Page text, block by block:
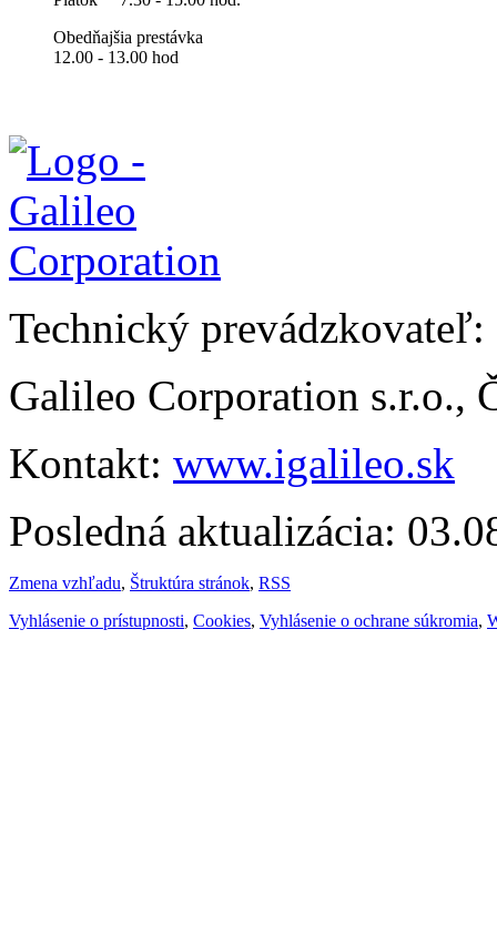
Obedňajšia prestávka
12.00 - 13.00 hod
Technický prevádzkovateľ:
Galileo Corporation s.r.o.,
Kontakt: www.igalileo.sk
Posledná aktualizácia:
Zmena vzhľadu, Štruktúra stránok, RSS
Vyhlásenie o prístupnosti, Cookies, Vyhlásenie o ochrane súkromia,